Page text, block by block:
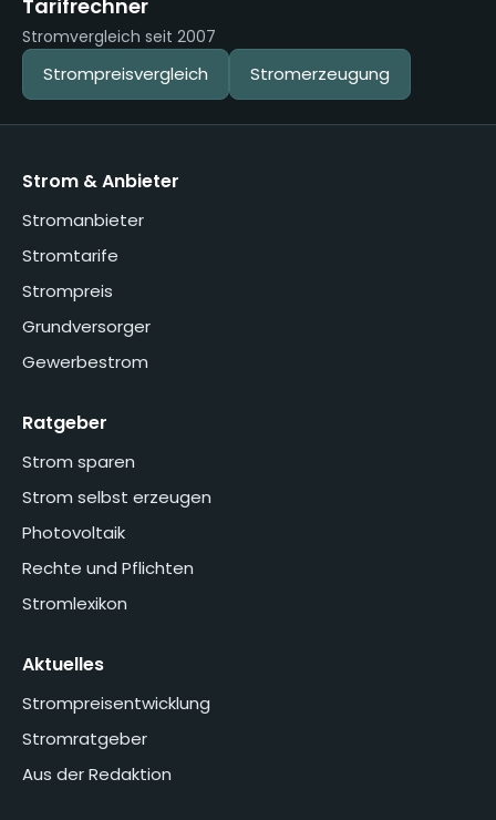
Tarifrechner
Stromvergleich seit 2007
Strompreisvergleich Stromerzeugung
Strom & Anbieter
Stromanbieter
Stromtarife
Strompreis
Grundversorger
Gewerbestrom
Ratgeber
Strom sparen
Strom selbst erzeugen
Photovoltaik
Rechte und Pflichten
Stromlexikon
Aktuelles
Strompreisentwicklung
Stromratgeber
Aus der Redaktion